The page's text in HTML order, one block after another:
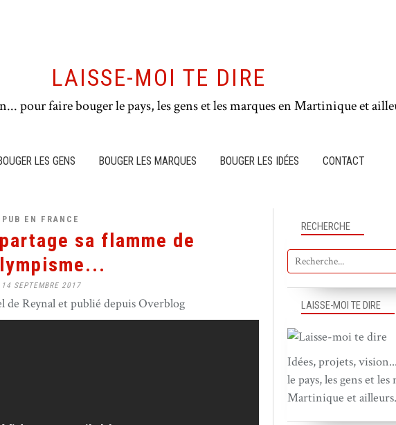
LAISSE-MOI TE DIRE
pour faire bouger le pays, les gens et les marques en Martinique et
LES GENS BOUGER LES MARQUES BOUGER LES IDÉES CONTACT
PUB EN FRANCE
sa flamme de
14 SEPTEMBRE 2017
de Reynal et publié depuis Overblog
RECHERCHE
LAISSE-MOI TE DIRE
Idées, projets,
le pays, les gens et les
Martinique et